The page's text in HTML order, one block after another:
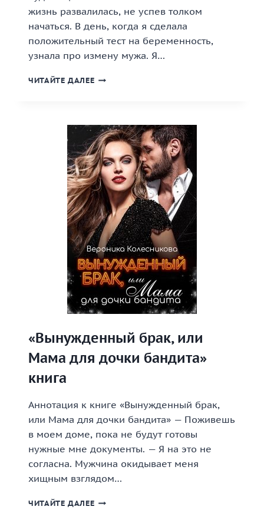
жизнь развалилась, не успев толком
начаться. В день, когда я сделала
положительный тест на беременность,
узнала про измену мужа. Я…
ЧИТАЙТЕ ДАЛЕЕ «ИЗМЕНА.
ЧУДОВИЩА»
КНИГА
«Вынужденный брак, или
Мама для дочки бандита»
книга
Аннотация к книге «Вынужденный брак,
или Мама для дочки бандита» — Поживешь
в моем доме, пока не будут готовы
нужные мне документы. — Я на это не
согласна. Мужчина окидывает меня
хищным взглядом…
ЧИТАЙТЕ ДАЛЕЕ «ВЫНУЖДЕННЫЙ